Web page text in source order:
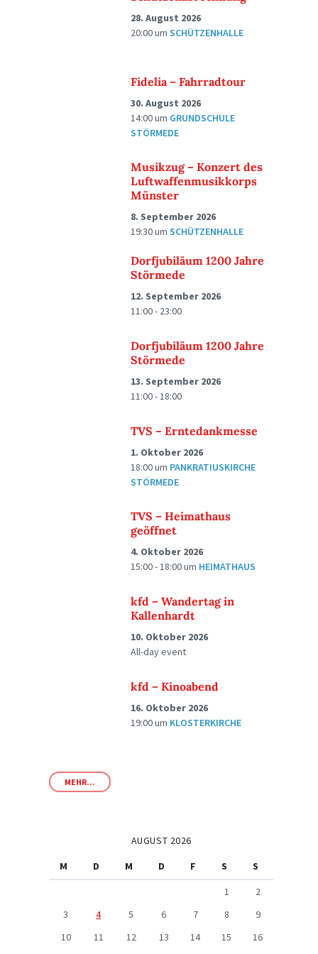
28. August 2026
20:00umSCHÜTZENHALLE
Fidelia – Fahrradtour
30. August 2026
14:00um GRUNDSCHULE
STÖRMEDE
Musikzug – Konzert des
Luftwaffenmusikkorps
Münster
8. September 2026
19:30umSCHÜTZENHALLE
Dorfjubiläum 1200 Jahre
Störmede
12. September 2026
11:00 - 23:00
Dorfjubiläum 1200 Jahre
Störmede
13. September 2026
11:00 - 18:00
TVS – Erntedankmesse
1. Oktober 2026
18:00um PANKRATIUSKIRCHE
STÖRMEDE
TVS – Heimathaus
geöffnet
4. Oktober 2026
15:00 - 18:00um HEIMATHAUS
kfd – Wandertag in
Kallenhardt
10. Oktober 2026
All-day event
kfd – Kinoabend
16. Oktober 2026
19:00um KLOSTERKIRCHE
MEHR...
AUGUST 2026
M
D M D F S
S
1
2
3
4 5 6 7 8
9
10
11 12 13 14 15
16